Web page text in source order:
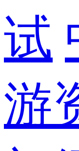
试
游